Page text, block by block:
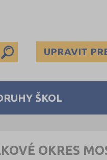
UPRAVIT
ŠKOL
OKRES